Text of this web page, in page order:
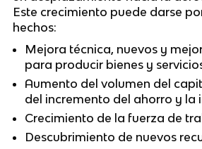
Este crecimiento puede darse
hechos:
Mejora técnica, nuevos y
para producir bienes y
Aumento del volumen del
del incremento del ahorro y la
Crecimiento de la fuerza de
Descubrimiento de nuevos